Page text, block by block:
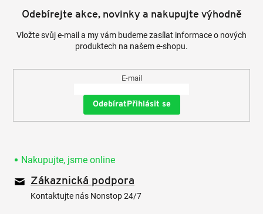
Odebírejte akce, novinky a nakupujte výhodně
Vložte svůj e-mail a my vám budeme zasílat informace o nových
produktech na našem e-shopu.
E-mail
Přihlásit se
Nakupujte, jsme online
Zákaznická podpora
Kontaktujte nás Nonstop 24/7